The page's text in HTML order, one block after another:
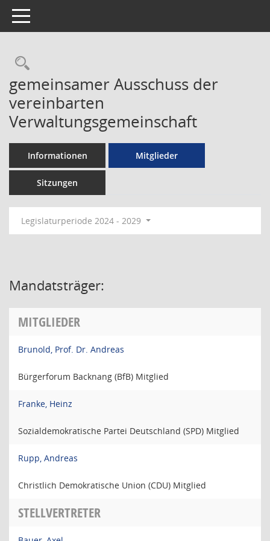
Toggle navigation
Rechercheauswahl
gemeinsamer Ausschuss der
vereinbarten
Verwaltungsgemeinschaft
Informationen Mitglieder
Sitzungen
Legislaturperiode 2024 - 2029
Mandatsträger:
MITGLIEDER
Brunold, Prof. Dr. Andreas
Bürgerforum Backnang (BfB) Mitglied
Franke, Heinz
Sozialdemokratische Partei Deutschland (SPD) Mitglied
Rupp, Andreas
Christlich Demokratische Union (CDU) Mitglied
STELLVERTRETER